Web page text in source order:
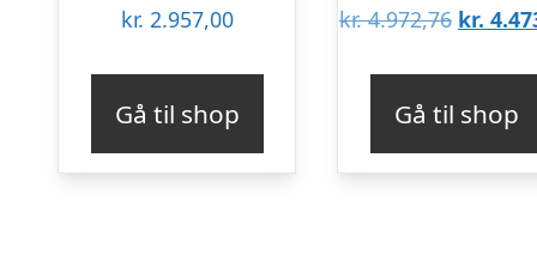
kr. 2.957,00
Gå til shop
kr.4.972,76 Den
var:
kr.
kr.
Gå til shop